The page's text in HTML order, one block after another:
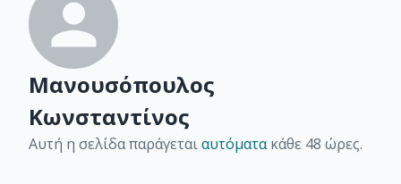
Μανουσόπουλος
Κωνσταντίνος
Αυτή η σελίδα παράγεταιαυτόματακάθε 48 ώρες.